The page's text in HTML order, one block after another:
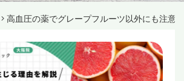
高血圧の薬でグレープフルーツ以外にも注意